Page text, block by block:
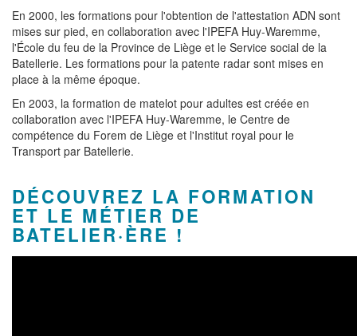
En 2000, les formations pour l'obtention de l'attestation ADN sont
mises sur pied, en collaboration avec l'IPEFA Huy-Waremme,
l'École du feu de la Province de Liège et le Service social de la
Batellerie. Les formations pour la patente radar sont mises en
place à la même époque.
En 2003, la formation de matelot pour adultes est créée en
collaboration avec l'IPEFA Huy-Waremme, le Centre de
compétence du Forem de Liège et l'Institut royal pour le
Transport par Batellerie.
DÉCOUVREZ LA FORMATION
ET LE MÉTIER DE
BATELIER·ÈRE !